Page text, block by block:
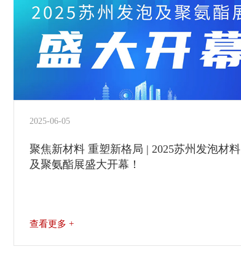
2025-06-05
聚焦新材料 重塑新格局 | 2025苏州发泡材料
及聚氨酯展盛大开幕！
查看更多 +